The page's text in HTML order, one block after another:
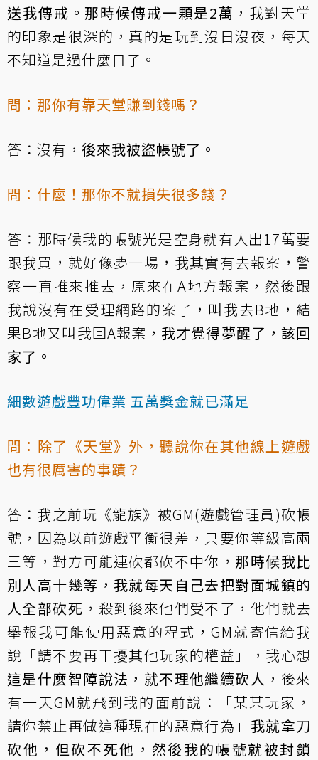
送我傳戒。那時候傳戒一顆是2萬 ，我對天堂
的印象是很深的，真的是玩到沒日沒夜，每天
不知道是過什麼日子。
問：那你有靠天堂賺到錢嗎？
答：沒有， 後來我被盜帳號了。
問：什麼！那你不就損失很多錢？
答：那時候我的帳號光是空身就有人出17萬要
跟我買，就好像夢一場，我其實有去報案，警
察一直推來推去，原來在A地方報案，然後跟
我說沒有在受理網路的案子，叫我去B地，結
果B地又叫我回A報案， 我才覺得夢醒了，該回
家了。
細數遊戲豐功偉業 五萬獎金就已滿足
問：除了《天堂》外，聽說你在其他線上遊戲
也有很厲害的事蹟？
答：我之前玩《龍族》被GM(遊戲管理員)砍帳
號，因為以前遊戲平衡很差，只要你等級高兩
三等，對方可能連砍都砍不中你， 那時候我比
別人高十幾等，我就每天自己去把對面城鎮的
人全部砍死 ，殺到後來他們受不了，他們就去
舉報我可能使用惡意的程式，GM就寄信給我
說「請不要再干擾其他玩家的權益」，我心想
這是什麼智障說法，就不理他繼續砍人 ，後來
有一天GM就飛到我的面前說：「某某玩家，
請你禁止再做這種現在的惡意行為」 我就拿刀
砍他，但砍不死他，然後我的帳號就被封鎖